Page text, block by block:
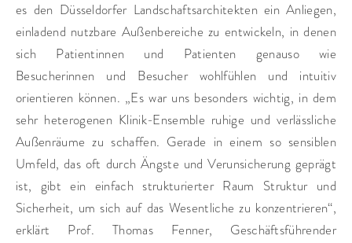
es den Düsseldorfer Landschaftsarchitekten ein Anliegen,
einladend nutzbare Außenbereiche zu entwickeln, in denen
sich Patientinnen und Patienten genauso wie
Besucherinnen und Besucher wohlfühlen und intuitiv
orientieren können. „Es war uns besonders wichtig, in dem
sehr heterogenen Klinik-Ensemble ruhige und verlässliche
Außenräume zu schaffen. Gerade in einem so sensiblen
Umfeld, das oft durch Ängste und Verunsicherung geprägt
ist, gibt ein einfach strukturierter Raum Struktur und
Sicherheit, um sich auf das Wesentliche zu konzentrieren“,
erklärt Prof. Thomas Fenner, Geschäftsführender